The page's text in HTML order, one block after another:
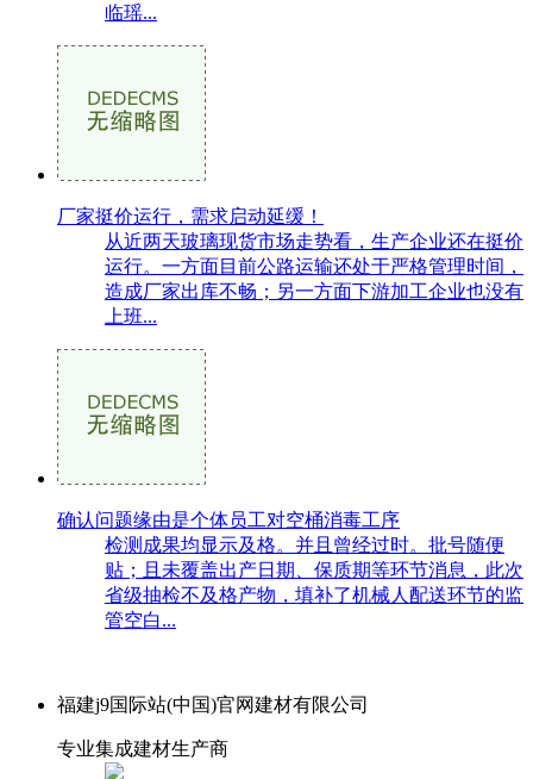
临瑶...
厂家挺价运行，需求启动延缓！
从近两天玻璃现货市场走势看，生产企业还在挺价
运行。一方面目前公路运输还处于严格管理时间，
造成厂家出库不畅；另一方面下游加工企业也没有
上班...
确认问题缘由是个体员工对空桶消毒工序
检测成果均显示及格。并且曾经过时。批号随便
贴；且未覆盖出产日期、保质期等环节消息，此次
省级抽检不及格产物，填补了机械人配送环节的监
管空白...
福建j9国际站(中国)官网建材有限公司
专业集成建材生产商